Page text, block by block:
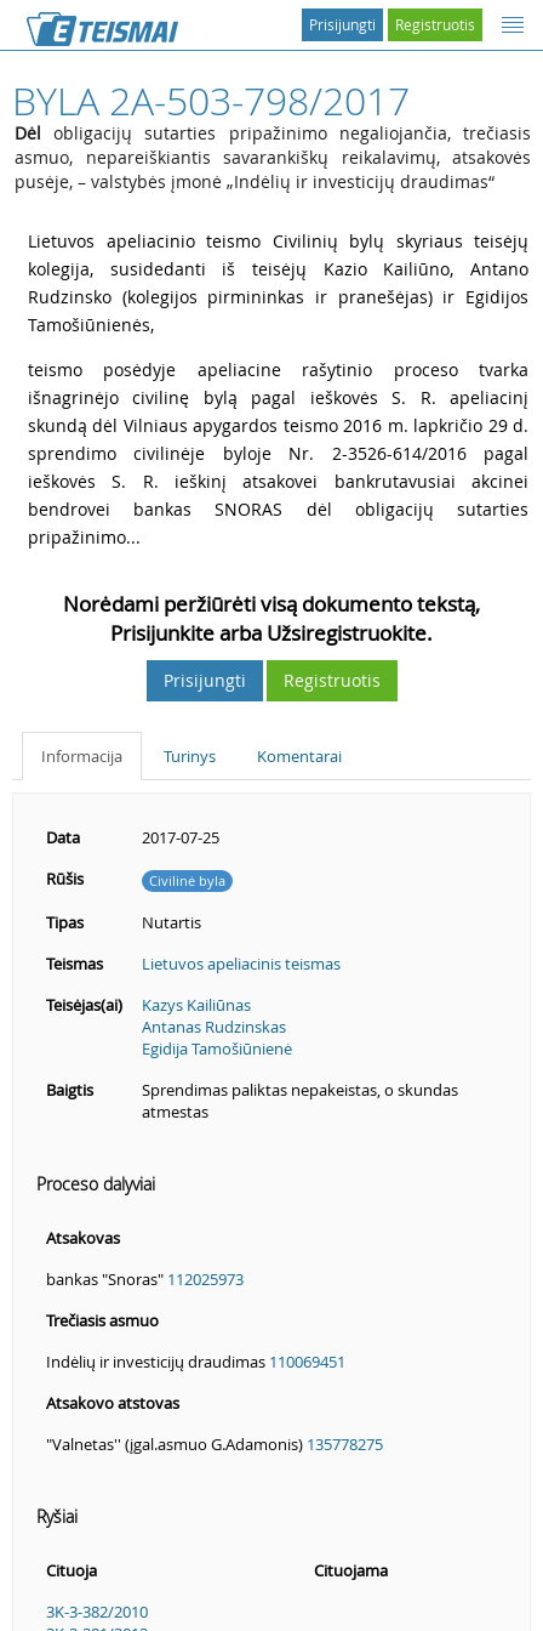
Registruotis
Prisijungti
BYLA 2A-503-798/2017
Dėl obligacijų sutarties pripažinimo negaliojančia, trečiasis
asmuo, nepareiškiantis savarankiškų reikalavimų, atsakovės
pusėje, – valstybės įmonė „Indėlių ir investicijų draudimas“
Lietuvos apeliacinio teismo Civilinių bylų skyriaus teisėjų
kolegija, susidedanti iš teisėjų Kazio Kailiūno, Antano
Rudzinsko (kolegijos pirmininkas ir pranešėjas) ir Egidijos
Tamošiūnienės,
teismo posėdyje apeliacine rašytinio proceso tvarka
išnagrinėjo civilinę bylą pagal ieškovės S. R. apeliacinį
skundą dėl Vilniaus apygardos teismo 2016 m. lapkričio 29 d.
sprendimo civilinėje byloje Nr. 2-3526-614/2016 pagal
ieškovės S. R. ieškinį atsakovei bankrutavusiai akcinei
bendrovei bankas SNORAS dėl obligacijų sutarties
pripažinimo...
Norėdami peržiūrėti visą dokumento tekstą,
Prisijunkite arba Užsiregistruokite.
Prisijungti Registruotis
Informacija Turinys Komentarai
Data
2017-07-25
Rūšis
Civilinė byla
Tipas
Nutartis
Teismas
Lietuvos apeliacinis teismas
Teisėjas(ai)
Kazys Kailiūnas
Antanas Rudzinskas
Egidija Tamošiūnienė
Baigtis
Sprendimas paliktas nepakeistas, o skundas
atmestas
Proceso dalyviai
Atsakovas
bankas "Snoras" 112025973
Trečiasis asmuo
Indėlių ir investicijų draudimas 110069451
Atsakovo atstovas
"Valnetas'' (įgal.asmuo G.Adamonis) 135778275
Ryšiai
Cituoja
Cituojama
3K-3-382/2010